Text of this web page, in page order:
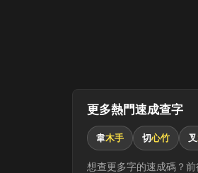
更多熱門速成查字
韋木手 切心竹 叉
想查更多字的速成碼？